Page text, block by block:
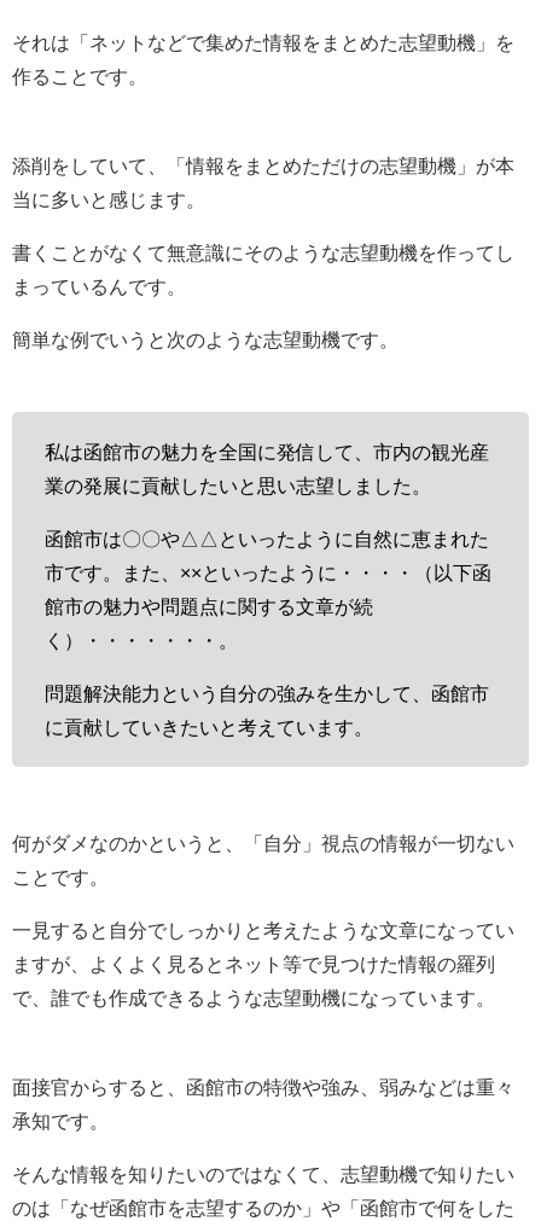
それは「ネットなどで集めた情報をまとめた志望動機」を
作ることです。
添削をしていて、「情報をまとめただけの志望動機」が本
当に多いと感じます。
書くことがなくて無意識にそのような志望動機を作ってし
まっているんです。
簡単な例でいうと次のような志望動機です。
私は函館市の魅力を全国に発信して、市内の観光産
業の発展に貢献したいと思い志望しました。
函館市は〇〇や△△といったように自然に恵まれた
市です。また、××といったように・・・・（以下函
館市の魅力や問題点に関する文章が続
く）・・・・・・・。
問題解決能力という自分の強みを生かして、函館市
に貢献していきたいと考えています。
何がダメなのかというと、「自分」視点の情報が一切ない
ことです。
一見すると自分でしっかりと考えたような文章になってい
ますが、よくよく見るとネット等で見つけた情報の羅列
で、誰でも作成できるような志望動機になっています。
面接官からすると、函館市の特徴や強み、弱みなどは重々
承知です。
そんな情報を知りたいのではなくて、志望動機で知りたい
のは「なぜ函館市を志望するのか」や「函館市で何をした